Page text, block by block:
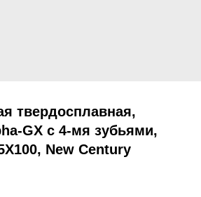
твердосплавная,
GX c 4-мя зубьями,
New Century